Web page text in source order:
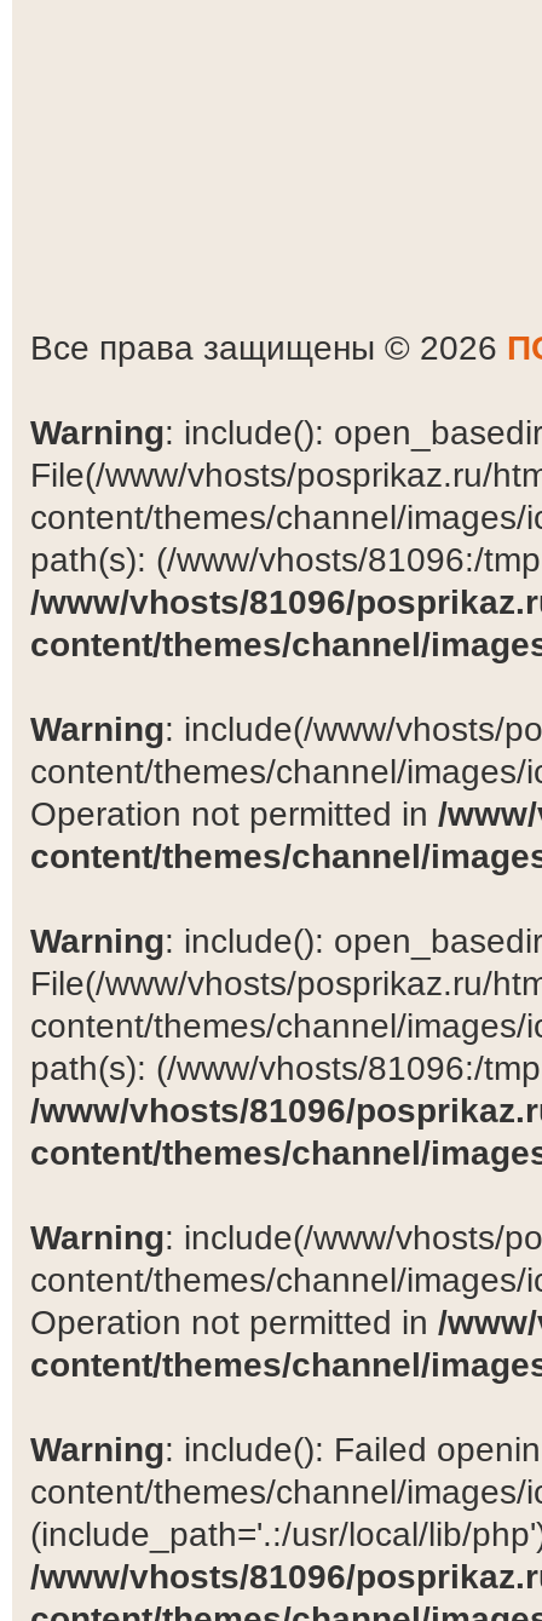
Все права защищены © 2026
Warning: include():
File(/www/vhosts/posprikaz.ru/
content/themes/channel/
path(s): (/www/vhosts/81096:/
/www/vhosts/81096/
content/themes/channel/
Warning: include(/www/vhosts/
content/themes/channel/
Operation not permitted in /
content/themes/channel/
Warning: include():
File(/www/vhosts/posprikaz.ru/
content/themes/channel/
path(s): (/www/vhosts/81096:/
/www/vhosts/81096/
content/themes/channel/
Warning: include(/www/vhosts/
content/themes/channel/
Operation not permitted in /
content/themes/channel/
Warning: include(): Failed
content/themes/channel/images/
(include_path='.:/usr/local/lib/
/www/vhosts/81096/